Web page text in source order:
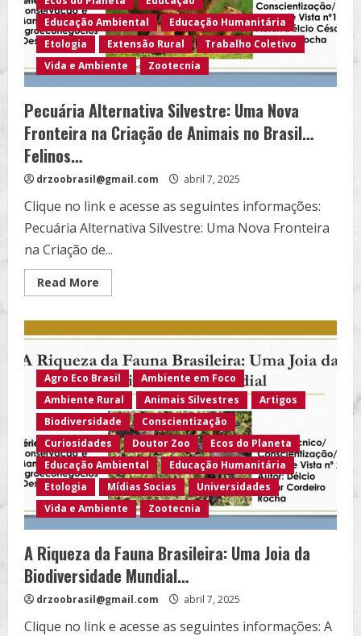
Educação Ambiental
Educação Humanitária
Etologia
Extensão Rural
Trabalho Coletivo
Vida e Ambiente
Zootecnia
Pecuária Alternativa Silvestre: Uma Nova
Fronteira na Criação de Animais no Brasil…
Felinos…
drzoobrasil@gmail.com abril 7, 2025
Clique no link e acesse as seguintes informações:
Pecuária Alternativa Silvestre: Uma Nova Fronteira
na Criação de...
Read More
more
Silvestre:
Nova
Fronteira
na
Criação
de
Animais
no
Brasil…
Felinos…
Agro Eco Brasil
Ambiente em Foco
Ambiente Rural
Animais Silvestres
Artigos
Biodiversidade
Conscientização
Curiosidades
Doutor Zoo
Ecos do Planeta
Educação Ambiental
Educação Humanitária
Etologia
Mídias Socias
Universidades
Vida e Ambiente
Zootecnia
A Riqueza da Fauna Brasileira: Uma Joia da
Biodiversidade Mundial…
drzoobrasil@gmail.com abril 7, 2025
Clique no link e acesse as seguintes informações: A